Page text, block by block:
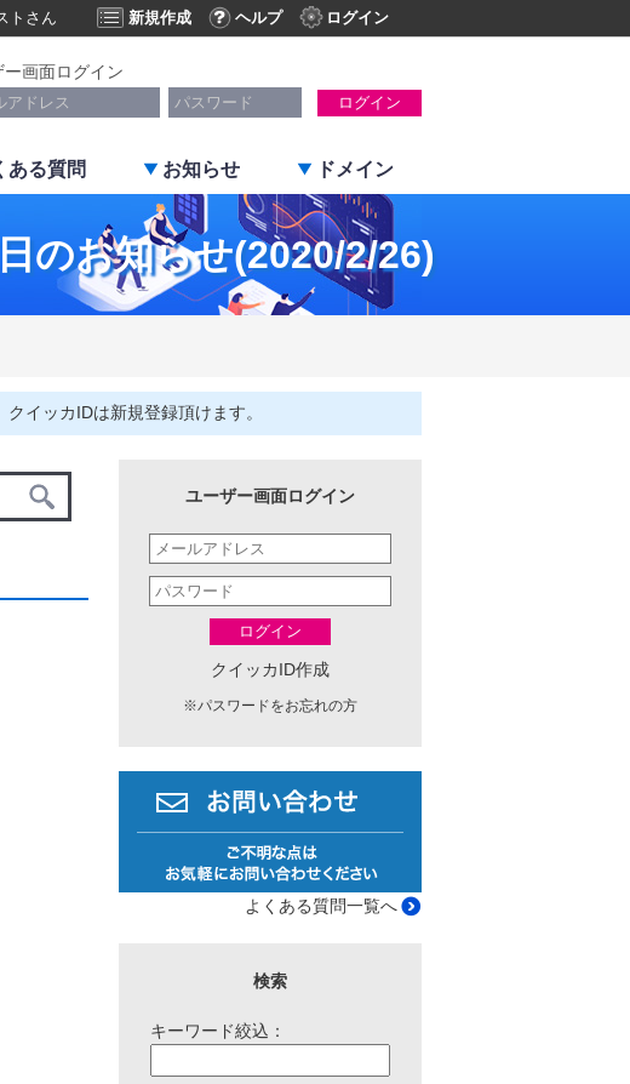
ト さん 新規作成 ヘルプ ログイン
ー画面ログイン
ログイン
ある質問 お知らせ ドメイン
のお知らせ(2020/2/26)
クイッカIDは新規登録頂けます。
ユーザー画面ログイン
ログイン
クイッカID作成
※パスワードをお忘れの方
よくある質問一覧へ
検索
キーワード絞込：